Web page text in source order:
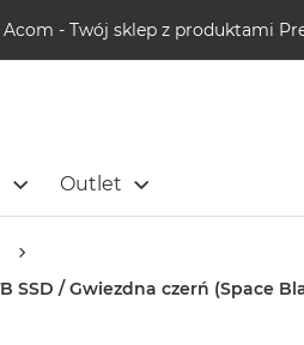
Acom - Twój sklep z produktami
Outlet
SSD / Gwiezdna czerń (Space